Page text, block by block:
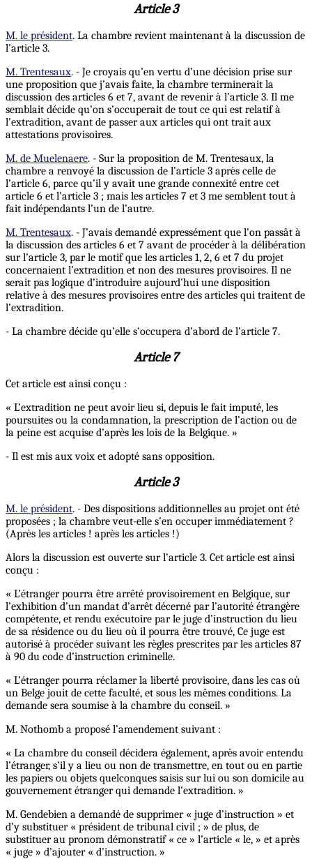
Article 3
M. le président. La chambre revient maintenant à la discussion de
l’article 3.
M. Trentesaux. - Je croyais qu’en vertu d’une décision prise sur
une proposition que j’avais faite, la chambre terminerait la
discussion des articles 6 et 7, avant de revenir à l’article 3. Il me
semblait décide qu’on s’occuperait de tout ce qui est relatif à
l’extradition, avant de passer aux articles qui ont trait aux
attestations provisoires.
M. de Muelenaere. - Sur la proposition de M. Trentesaux, la
chambre a renvoyé la discussion de l’article 3 après celle de
l’article 6, parce qu’il y avait une grande connexité entre cet
article 6 et l’article 3 ; mais les articles 7 et 3 me semblent tout à
fait indépendants l’un de l’autre.
M. Trentesaux. - J’avais demandé expressément que l’on passât à
la discussion des articles 6 et 7 avant de procéder à la délibération
sur l’article 3, par le motif que les articles 1, 2, 6 et 7 du projet
concernaient l’extradition et non des mesures provisoires. Il ne
serait pas logique d’introduire aujourd’hui une disposition
relative à des mesures provisoires entre des articles qui traitent de
l’extradition.
- La chambre décide qu’elle s’occupera d’abord de l’article 7.
Article 7
Cet article est ainsi conçu :
« L’extradition ne peut avoir lieu si, depuis le fait imputé, les
poursuites ou la condamnation, la prescription de l’action ou de
la peine est acquise d’après les lois de la Belgique. »
- Il est mis aux voix et adopté sans opposition.
Article 3
M. le président. - Des dispositions additionnelles au projet ont été
proposées ; la chambre veut-elle s’en occuper immédiatement ?
(Après les articles ! après les articles !)
Alors la discussion est ouverte sur l’article 3. Cet article est ainsi
conçu :
« L’étranger pourra être arrêté provisoirement en Belgique, sur
l’exhibition d’un mandat d’arrêt décerné par l’autorité étrangère
compétente, et rendu exécutoire par le juge d’instruction du lieu
de sa résidence ou du lieu où il pourra être trouvé, Ce juge est
autorisé à procéder suivant les règles prescrites par les articles 87
à 90 du code d’instruction criminelle.
« L’étranger pourra réclamer la liberté provisoire, dans les cas où
un Belge jouit de cette faculté, et sous les mêmes conditions. La
demande sera soumise à la chambre du conseil. »
M. Nothomb a proposé l’amendement suivant :
« La chambre du conseil décidera également, après avoir entendu
l’étranger, s’il y a lieu ou non de transmettre, en tout ou en partie
les papiers ou objets quelconques saisis sur lui ou son domicile au
gouvernement étranger qui demande l’extradition. »
M. Gendebien a demandé de supprimer « juge d’instruction » et
d’y substituer « président de tribunal civil ; » de plus, de
substituer au pronom démonstratif « ce » l’article « le, » et après
« juge » d’ajouter « d’instruction. »